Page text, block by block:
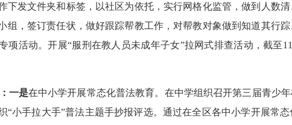
下发文件夹和标签，以社区为依托，实行网格化监管，做到人数清
组，签订责任状，做好跟踪帮教工作，对帮教对象做到知道其行
项活动。开展“服刑在教人员未成年子女”拉网式排查活动，截至11
一是在中小学开展常态化普法教育。在中学组织召开第三届青少
“小手拉大手”普法主题手抄报评选。通过在全区各中小学开展常